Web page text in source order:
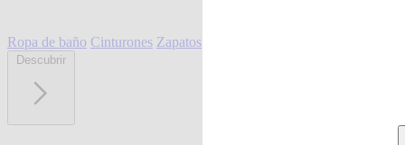
Ropa de baño Cinturones Zapatos
Descubrir